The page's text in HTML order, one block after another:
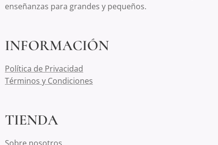
enseñanzas para grandes y pequeños.
INFORMACIÓN
Política de Privacidad
Términos y Condiciones
TIENDA